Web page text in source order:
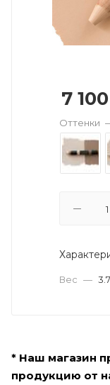
7 100
Оттенки
Вес —
* Наш магазин
продукцию от